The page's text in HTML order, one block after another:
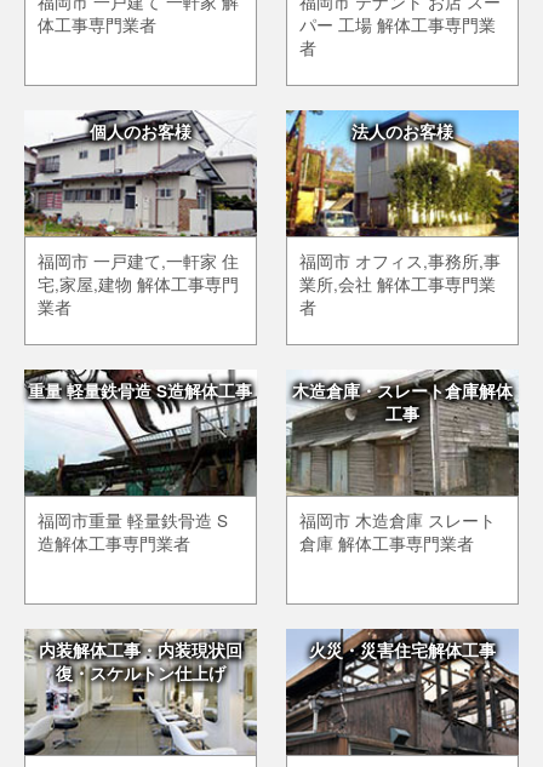
体工事専門業者
パー 工場 解体工事専門業
者
個人のお客様
福岡市 一戸建て,一軒家 住
宅,家屋,建物 解体工事専門
業者
法人のお客様
福岡市 オフィス,事務所,事
業所,会社 解体工事専門業
者
重量 軽量鉄骨造 S造解体工事
福岡市重量 軽量鉄骨造 S
造解体工事専門業者
木造倉庫・スレート倉庫解体
工事
福岡市 木造倉庫 スレート
倉庫 解体工事専門業者
内装解体工事・内装現状回
復・スケルトン仕上げ
火災・災害住宅解体工事